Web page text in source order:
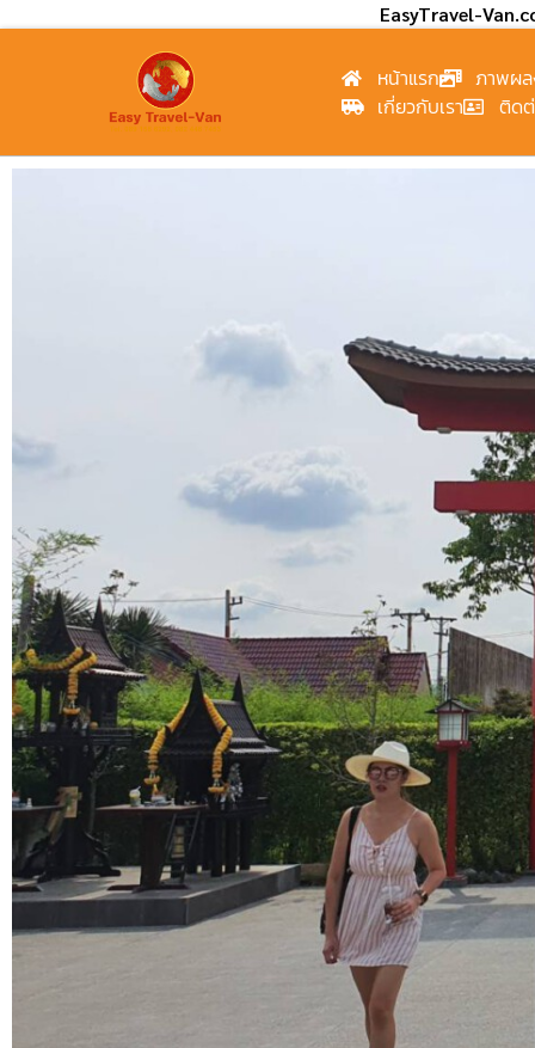
EasyTravel-
หน้าแรก
ภาพผ
เกี่ยวกับเรา
ติดต่